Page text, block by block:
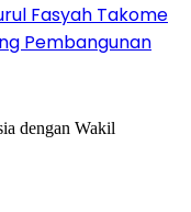
Fasyah Takome
Pembangunan